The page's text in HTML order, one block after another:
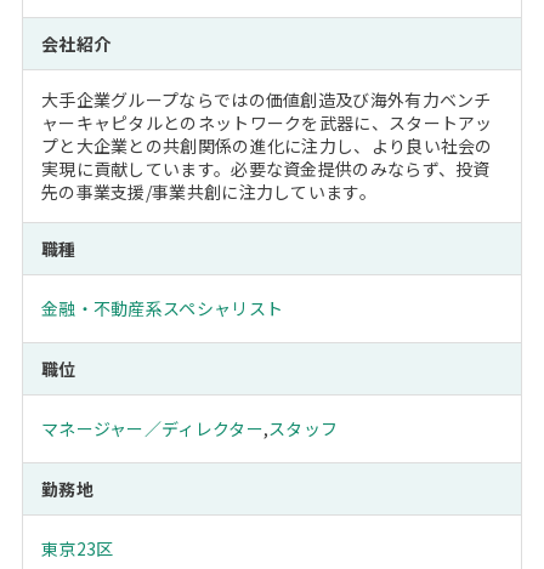
会社紹介
大手企業グループならではの価値創造及び海外有力ベンチ
ャーキャピタルとのネットワークを武器に、スタートアッ
プと大企業との共創関係の進化に注力し、より良い社会の
実現に貢献しています。必要な資金提供のみならず、投資
先の事業支援/事業共創に注力しています。
職種
金融・不動産系スペシャリスト
職位
マネージャー／ディレクター,スタッフ
勤務地
東京23区